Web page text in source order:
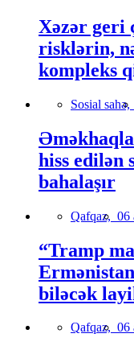
Xəzər geri
risklərin,
kompleks
Sosial sahə,
hiss edilən
bahalaşır
Qafqaz, 06
“Tramp
biləcək
Qafqaz, 06